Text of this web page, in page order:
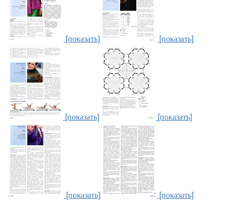
[показать] [показать]
[показать] [показать]
[показать]
[показать]